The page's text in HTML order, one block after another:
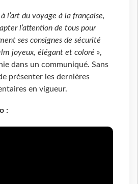
l’art du voyage à la française,
l’attention de tous pour
ses consignes de sécurité
joyeux, élégant et coloré »,
dans un communiqué. Sans
présenter les dernières
en vigueur.
: